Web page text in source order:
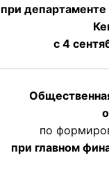
при
с 4
по
при главном